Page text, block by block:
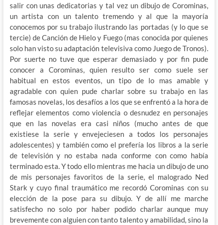
salir con unas dedicatorias y tal vez un dibujo de Corominas,
un artista con un talento tremendo y al que la mayoría
conocemos por su trabajo ilustrando las portadas (y lo que se
tercie) de Canción de Hielo y Fuego (mas conocida por quienes
solo han visto su adaptación televisiva como Juego de Tronos).
Por suerte no tuve que esperar demasiado y por fin pude
conocer a Corominas, quien resulto ser como suele ser
habitual en estos eventos, un tipo de lo mas amable y
agradable con quien pude charlar sobre su trabajo en las
famosas novelas, los desafíos a los que se enfrentó a la hora de
reflejar elementos como violencia o desnudez en personajes
que en las novelas era casi niños (mucho antes de que
existiese la serie y envejeciesen a todos los personajes
adolescentes) y también como el prefería los libros a la serie
de televisión y no estaba nada conforme con como había
terminado esta. Y todo ello mientras me hacia un dibujo de uno
de mis personajes favoritos de la serie, el malogrado Ned
Stark y cuyo final traumático me recordó Corominas con su
elección de la pose para su dibujo. Y de allí me marche
satisfecho no solo por haber podido charlar aunque muy
brevemente con alguien con tanto talento y amabilidad, sino la